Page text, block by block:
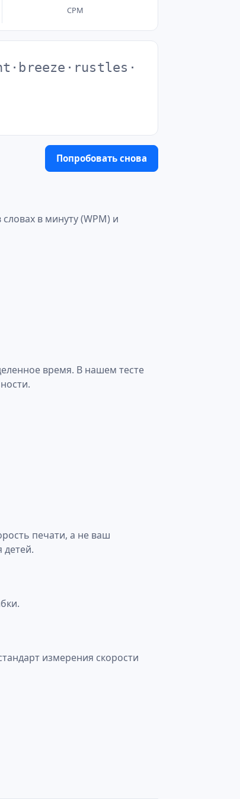
CPM
t · b reeze · rustles ·
Попробовать снова
в минуту (WPM) и
время. В нашем тесте
печати, а не ваш
детей.
измерения скорости